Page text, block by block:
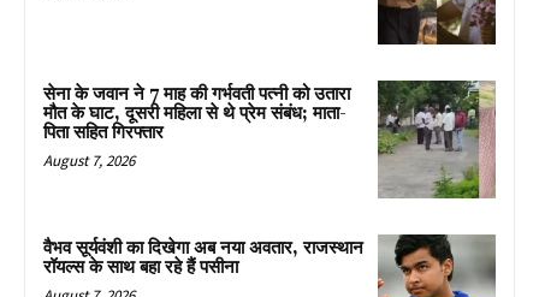
सेना के जवान ने 7 माह की गर्भवती पत्नी को उतारा
मौत के घाट, दूसरी महिला से थे प्रेम संबंध; माता-
पिता सहित गिरफ्तार
August 7, 2026
वैभव सूर्यवंशी का दिखेगा अब नया अवतार, राजस्थान
रॉयल्स के साथ बहा रहे हैं पसीना